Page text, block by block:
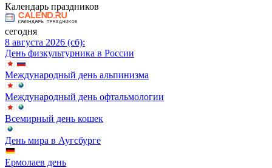
Календарь праздников
сегодня
8 августа 2026 (сб):
День физкультурника в России
Международный день альпинизма
Международный день офтальмологии
Всемирный день кошек
День мира в Аугсбурге
Ермолаев день